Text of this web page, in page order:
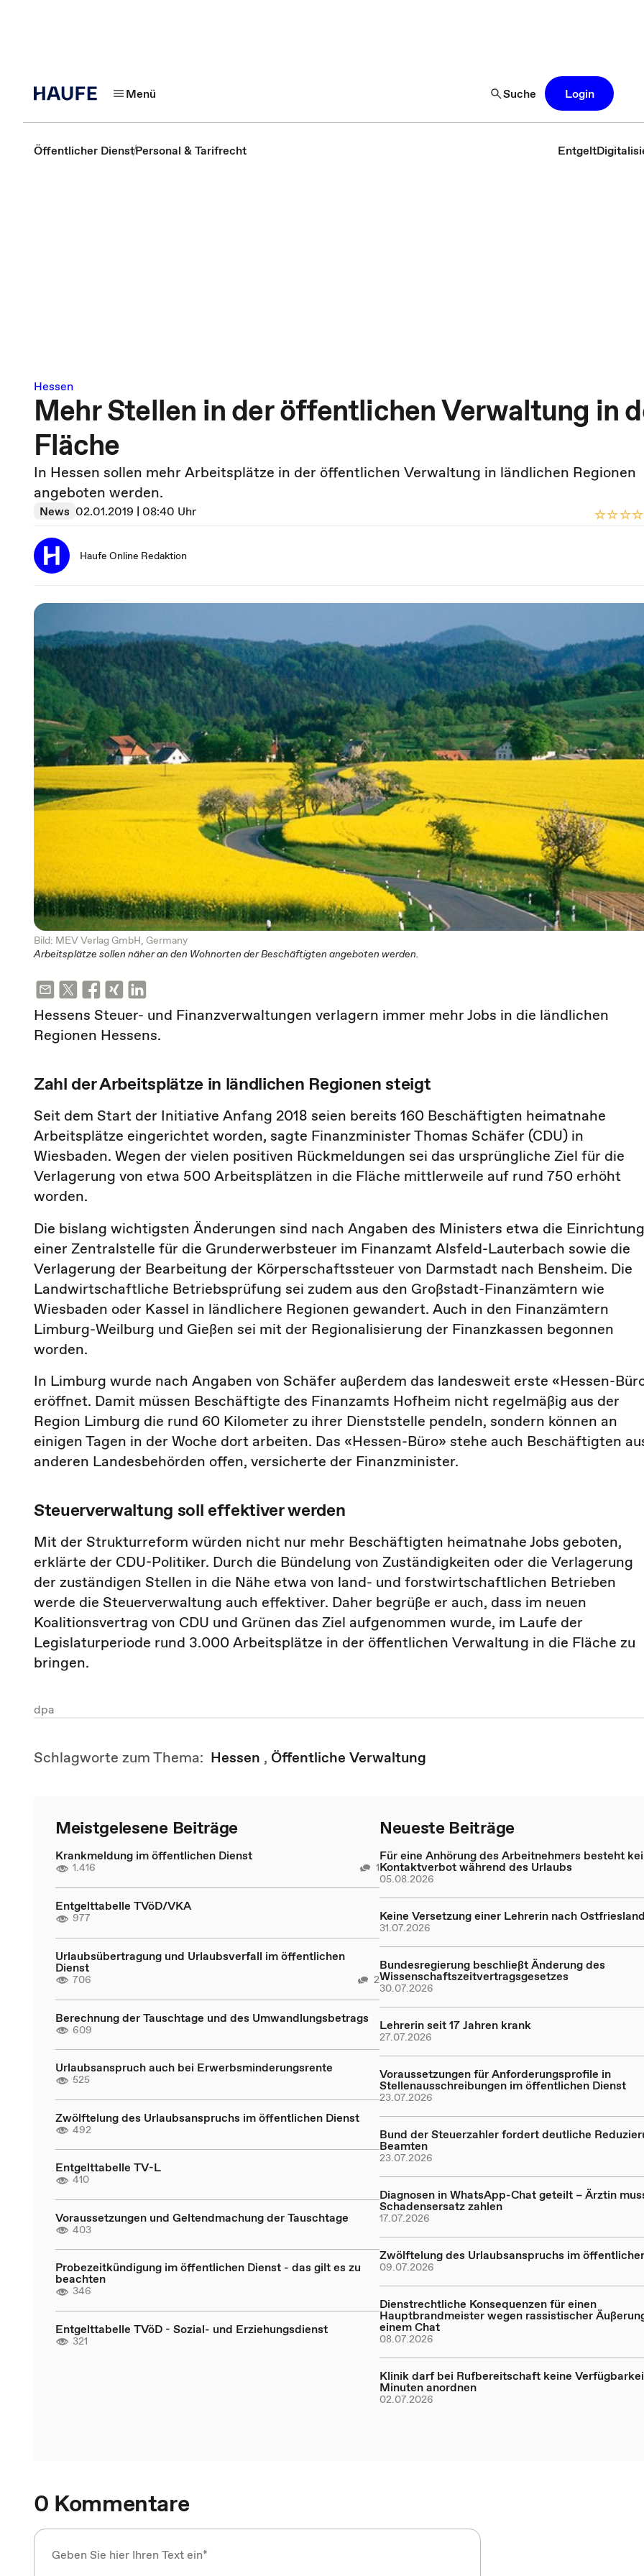
Menü Suche Login
Öffentlicher DienstPersonal & Tarifrecht Entgelt
Hessen
Mehr Stellen in der öffentlichen Verwaltung in
Fläche
In Hessen sollen mehr Arbeitsplätze in der öffentlichen Verwaltung in ländlichen Regionen
angeboten werden.
News 02.01.2019 | 08:40 Uhr
Haufe Online Redaktion
Bild: MEV Verlag GmbH, Germany
Arbeitsplätze sollen näher an den Wohnorten der Beschäftigten angeboten werden.
Hessens Steuer- und Finanzverwaltungen verlagern immer mehr Jobs in die ländlichen
Regionen Hessens.
Zahl der Arbeitsplätze in ländlichen Regionen steigt
Seit dem Start der Initiative Anfang 2018 seien bereits 160 Beschäftigten heimatnahe
Arbeitsplätze eingerichtet worden, sagte Finanzminister Thomas Schäfer (CDU) in
Wiesbaden. Wegen der vielen positiven Rückmeldungen sei das ursprüngliche Ziel für die
Verlagerung von etwa 500 Arbeitsplätzen in die Fläche mittlerweile auf rund 750 erhöht
worden.
Die bislang wichtigsten Änderungen sind nach Angaben des Ministers etwa die Einrichtung
einer Zentralstelle für die Grunderwerbsteuer im Finanzamt Alsfeld-Lauterbach sowie die
Verlagerung der Bearbeitung der Körperschaftssteuer von Darmstadt nach Bensheim. Die
Landwirtschaftliche Betriebsprüfung sei zudem aus den Großstadt-Finanzämtern wie
Wiesbaden oder Kassel in ländlichere Regionen gewandert. Auch in den Finanzämtern
Limburg-Weilburg und Gießen sei mit der Regionalisierung der Finanzkassen begonnen
worden.
In Limburg wurde nach Angaben von Schäfer außerdem das landesweit erste «Hessen-
eröffnet. Damit müssen Beschäftigte des Finanzamts Hofheim nicht regelmäßig aus der
Region Limburg die rund 60 Kilometer zu ihrer Dienststelle pendeln, sondern können an
einigen Tagen in der Woche dort arbeiten. Das «Hessen-Büro» stehe auch Beschäftigten
anderen Landesbehörden offen, versicherte der Finanzminister.
Steuerverwaltung soll effektiver werden
Mit der Strukturreform würden nicht nur mehr Beschäftigten heimatnahe Jobs geboten,
erklärte der CDU-Politiker. Durch die Bündelung von Zuständigkeiten oder die Verlagerung
der zuständigen Stellen in die Nähe etwa von land- und forstwirtschaftlichen Betrieben
werde die Steuerverwaltung auch effektiver. Daher begrüße er auch, dass im neuen
Koalitionsvertrag von CDU und Grünen das Ziel aufgenommen wurde, im Laufe der
Legislaturperiode rund 3.000 Arbeitsplätze in der öffentlichen Verwaltung in die Fläche zu
bringen.
dpa
Schlagworte zum Thema: Hessen , Öffentliche Verwaltung
Meistgelesene Beiträge
Krankmeldung im öffentlichen Dienst
1.416 1
Entgelttabelle TVöD/VKA
977
Urlaubsübertragung und Urlaubsverfall im öffentlichen
Dienst
706 2
Berechnung der Tauschtage und des Umwandlungsbetrags
609
Urlaubsanspruch auch bei Erwerbsminderungsrente
525
Zwölftelung des Urlaubsanspruchs im öffentlichen Dienst
492
Entgelttabelle TV-L
410
Voraussetzungen und Geltendmachung der Tauschtage
403
Probezeitkündigung im öffentlichen Dienst - das gilt es zu
beachten
346
Entgelttabelle TVöD - Sozial- und Erziehungsdienst
321
Neueste Beiträge
Für eine Anhörung des Arbeitnehmers besteht
Kontaktverbot während des Urlaubs
05.08.2026
Keine Versetzung einer Lehrerin nach
31.07.2026
Bundesregierung beschließt Änderung des
Wissenschaftszeitvertragsgesetzes
30.07.2026
Lehrerin seit 17 Jahren krank
27.07.2026
Voraussetzungen für Anforderungsprofile in
Stellenausschreibungen im öffentlichen Dienst
23.07.2026
Bund der Steuerzahler fordert deutliche
Beamten
23.07.2026
Diagnosen in WhatsApp-Chat geteilt – Ärztin
Schadensersatz zahlen
17.07.2026
Zwölftelung des Urlaubsanspruchs im
09.07.2026
Dienstrechtliche Konsequenzen für einen
Hauptbrandmeister wegen rassistischer
einem Chat
08.07.2026
Klinik darf bei Rufbereitschaft keine
Minuten anordnen
02.07.2026
0 Kommentare